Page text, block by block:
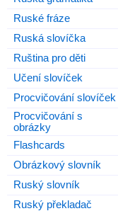
Ruské fráze
Ruská slovíčka
Ruština pro děti
Učení slovíček
Procvičování slovíček
Procvičování s
obrázky
Flashcards
Obrázkový slovník
Ruský slovník
Ruský překladač